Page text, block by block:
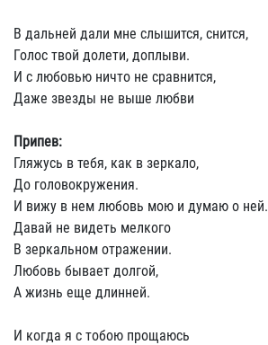
В дальней дали мне слышится, снится,
Голос твой долети, доплыви.
И с любовью ничто не сравнится,
Даже звезды не выше любви
Припев:
Гляжусь в тебя, как в зеркало,
До головокружения.
И вижу в нем любовь мою и думаю о ней.
Давай не видеть мелкого
В зеркальном отражении.
Любовь бывает долгой,
А жизнь еще длинней.
И когда я с тобою прощаюсь